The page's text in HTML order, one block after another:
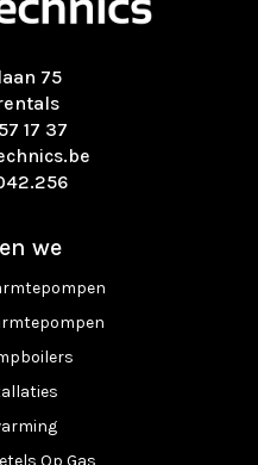
75
17 37
we
Op Gas